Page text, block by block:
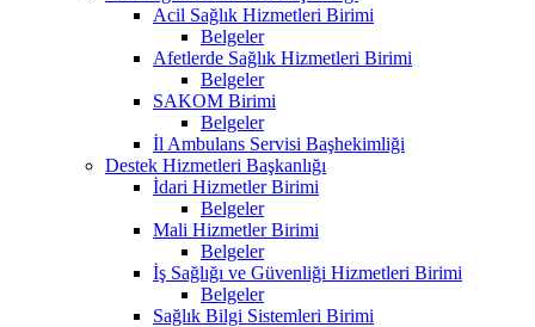
Acil Sağlık Hizmetleri Birimi
Belgeler
Afetlerde Sağlık Hizmetleri Birimi
Belgeler
SAKOM Birimi
Belgeler
İl Ambulans Servisi Başhekimliği
Destek Hizmetleri Başkanlığı
İdari Hizmetler Birimi
Belgeler
Mali Hizmetler Birimi
Belgeler
İş Sağlığı ve Güvenliği Hizmetleri Birimi
Belgeler
Sağlık Bilgi Sistemleri Birimi